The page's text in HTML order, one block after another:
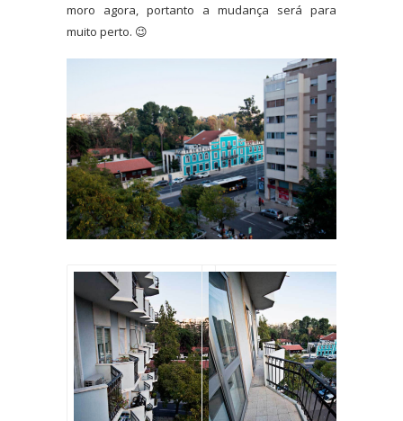
moro agora, portanto a mudança será para
muito perto. 😉